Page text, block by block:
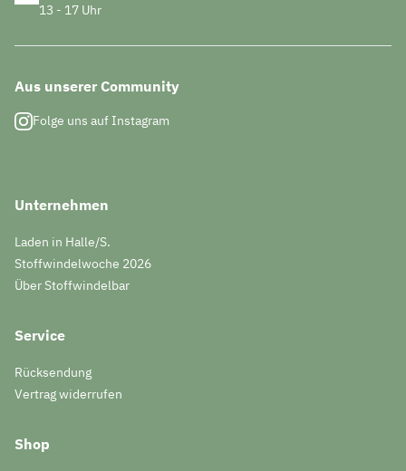
13 - 17 Uhr
Aus unserer Community
Folge uns auf Instagram
Unternehmen
Laden in Halle/S.
Stoffwindelwoche 2026
Über Stoffwindelbar
Service
Rücksendung
Vertrag widerrufen
Shop